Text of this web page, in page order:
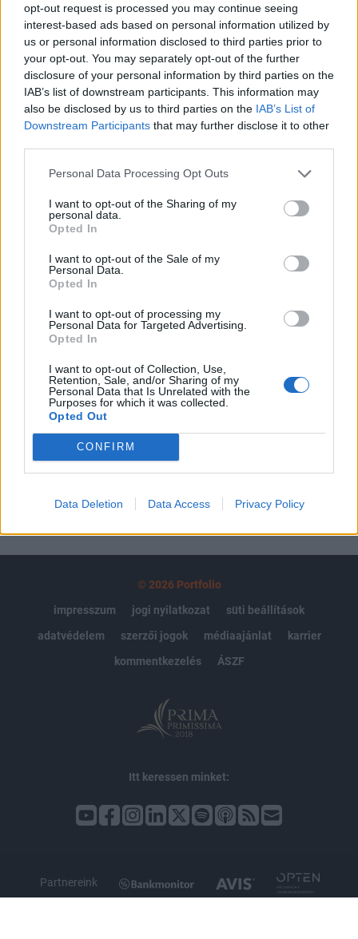
opt-out request is processed you may continue seeing
interest-based ads based on personal information utilized by
us or personal information disclosed to third parties prior to
your opt-out. You may separately opt-out of the further
disclosure of your personal information by third parties on the
IAB’s list of downstream participants. This information may
also be disclosed by us to third parties on the IAB’s List of
Downstream Participants that may further disclose it to other
Personal Data Processing Opt Outs
I want to opt-out of the Sharing of my
personal data.
Opted In
I want to opt-out of the Sale of my
Personal Data.
Opted In
I want to opt-out of processing my
Personal Data for Targeted Advertising.
Opted In
I want to opt-out of Collection, Use,
Retention, Sale, and/or Sharing of my
Personal Data that Is Unrelated with the
Purposes for which it was collected.
Opted Out
CONFIRM
Data Deletion Data Access Privacy Policy
Nyugat-magyarországi Economic Forum 2026Október 15-
én jön a Nyugat-magyarországi Economic Forum, ami
magas szintű szakmai párbeszédet és értékes üzleti
kapcsolatokat kínál a régiós növekedés érdekében.
Részletek a linken.Információ és jelentkezésTöbb éves
kihagyás után újraindulnak a rendszeres kotrási
munkálatok a Balatonban. Navracsics Tibor közigazgatási
és területfejlesztési...
KEDVES OLVASÓNK!
A keresett cikk a portfolio.hu hírarchívumához
tartozik, melynek olvasása előfizetéses
regisztrációhoz kötött.
Portfolio.hu teljes cikkarchívum
Kötéslisták: BÉT elmúlt 2 év napon belüli
Előfizetés
MÁR ELŐFIZETŐNK VAGY?
© 2026 Portfolio
impresszum
jogi nyilatkozat
süti beállítások
adatvédelem
szerzői jogok médiaajánlat
karrier
kommentkezelés
ÁSZF
Itt keressen minket:
Partnereink